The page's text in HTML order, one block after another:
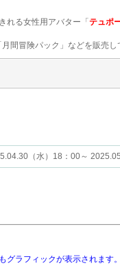
れる女性用アバター「 テュポ
間冒険パック」などを販売し
（水）18：00～
ラフィックが表示されます。